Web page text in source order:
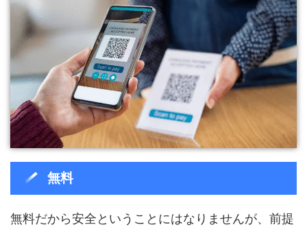
無料
無料だから安全ということにはなりませんが、前提